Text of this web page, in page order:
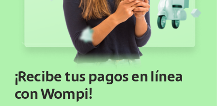
¡Recibe tus pagos en línea
con Wompi!